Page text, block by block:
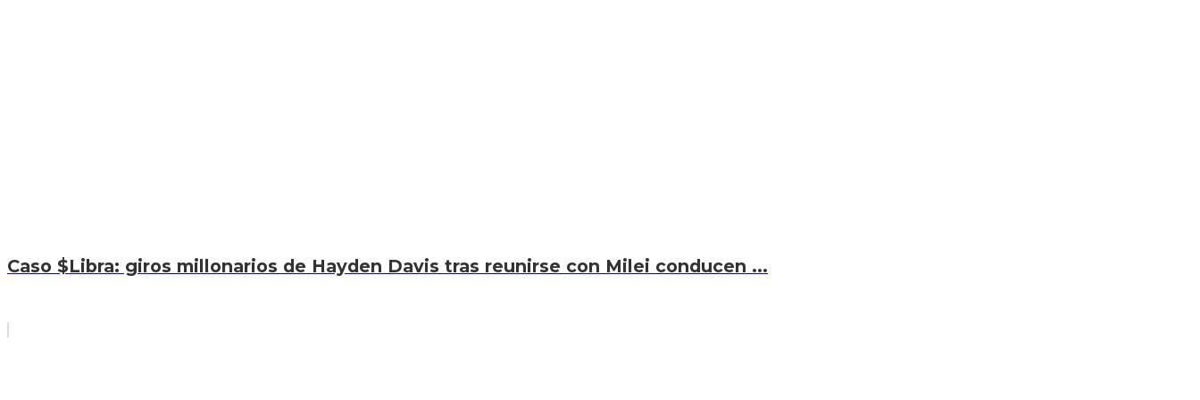
Caso $Libra: giros millonarios de Hayden Davis tras reunirse con Milei conducen ...